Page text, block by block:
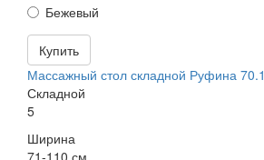
Бежевый
Купить
Массажный стол складной Руфина 70.1
Складной
5
Ширина